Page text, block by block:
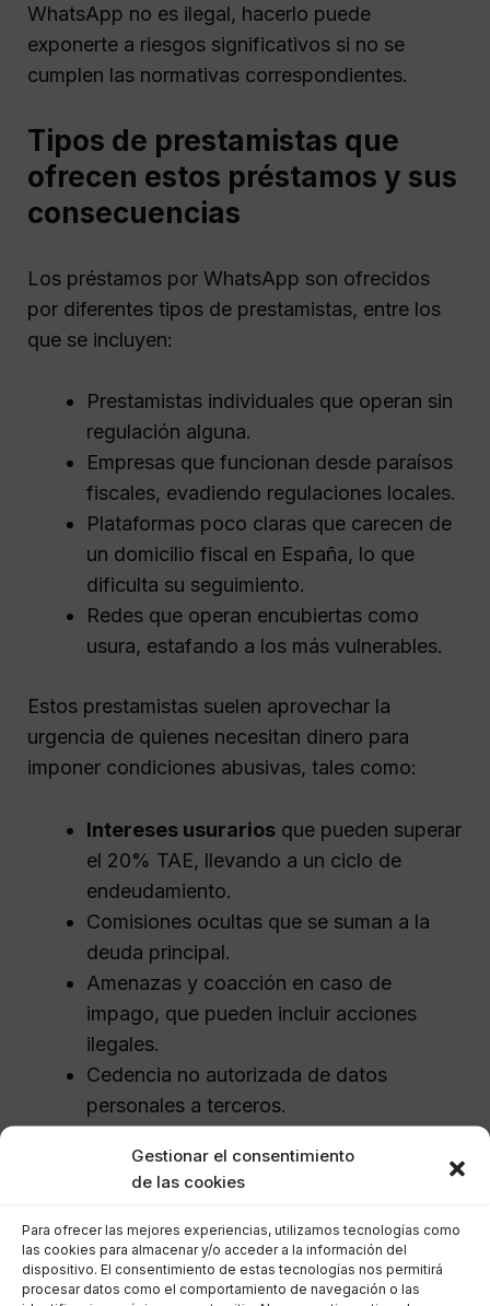
Gestionar el consentimiento
de las cookies
Para ofrecer las mejores experiencias, utilizamos tecnologías como
las cookies para almacenar y/o acceder a la información del
dispositivo. El consentimiento de estas tecnologías nos permitirá
procesar datos como el comportamiento de navegación o las
WhatsApp no es ilegal, hacerlo puede
exponerte a riesgos significativos si no se
cumplen las normativas correspondientes.
Tipos de prestamistas que
ofrecen estos préstamos y sus
consecuencias
Los préstamos por WhatsApp son ofrecidos
por diferentes tipos de prestamistas, entre los
que se incluyen:
Prestamistas individuales que operan sin
regulación alguna.
Empresas que funcionan desde paraísos
fiscales, evadiendo regulaciones locales.
Plataformas poco claras que carecen de
un domicilio fiscal en España, lo que
dificulta su seguimiento.
Redes que operan encubiertas como
usura, estafando a los más vulnerables.
Estos prestamistas suelen aprovechar la
urgencia de quienes necesitan dinero para
imponer condiciones abusivas, tales como:
Intereses usurarios que pueden superar
el 20% TAE, llevando a un ciclo de
endeudamiento.
Comisiones ocultas que se suman a la
deuda principal.
Amenazas y coacción en caso de
impago, que pueden incluir acciones
ilegales.
Cedencia no autorizada de datos
personales a terceros.
comunicaciones con familiares y amigos.
Estas actividades pueden contradecir múltiples
leyes, desde el Código Civil hasta la Ley de
Represión de la Usura, diseñada para proteger